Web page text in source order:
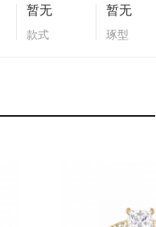
暂无
款式
暂无
琢型